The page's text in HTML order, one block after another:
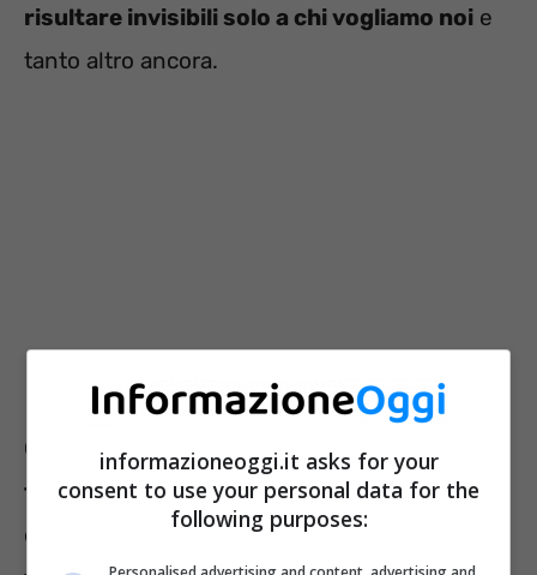
risultare invisibili solo a chi vogliamo noi e
tanto altro ancora.
Oggi ci occupiamo di
una funzione che piace
tantissimo, ma che forse non tutti sanno
come attivare. Parliamo del poter
informazioneoggi.it asks for your
consent to use your personal data for the
following purposes: